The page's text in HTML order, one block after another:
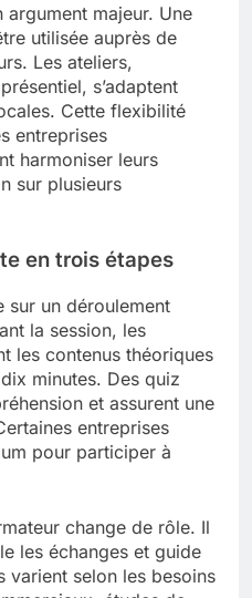
majeur. Une
utilisée auprès de
Les ateliers,
s’adaptent
Cette flexibilité
entreprises
harmoniser leurs
sur plusieurs
en trois étapes
un déroulement
la session, les
les contenus théoriques
minutes. Des quiz
et assurent une
entreprises
pour participer à
change de rôle. Il
les échanges et guide
varient selon les besoins